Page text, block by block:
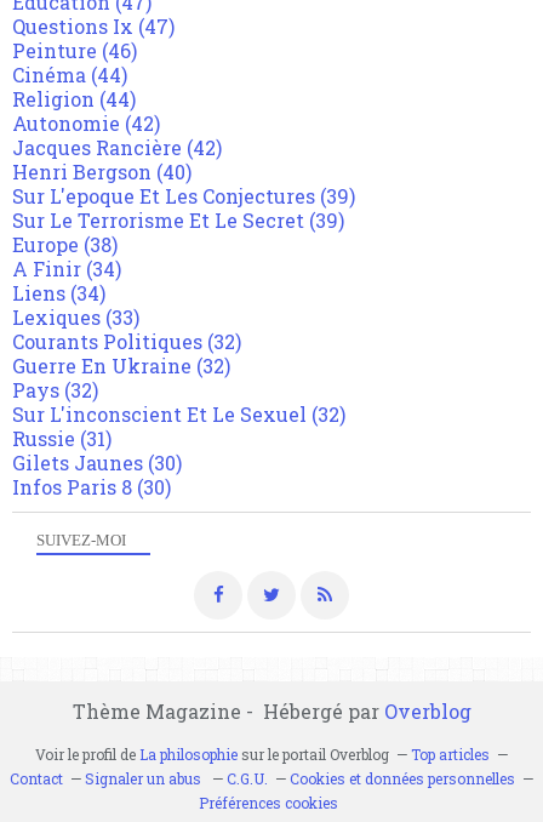
SUIVEZ-MOI
Questions Ix (47)
Peinture (46)
Cinéma (44)
Religion (44)
Autonomie (42)
Jacques Rancière (42)
Henri Bergson (40)
Sur L'epoque Et Les Conjectures (39)
Sur Le Terrorisme Et Le Secret (39)
Europe (38)
A Finir (34)
Liens (34)
Lexiques (33)
Courants Politiques (32)
Guerre En Ukraine (32)
Pays (32)
Sur L'inconscient Et Le Sexuel (32)
Russie (31)
Gilets Jaunes (30)
Infos Paris 8 (30)
Thème Magazine - Hébergé par Overblog
Voir le profil de La philosophiesur le portail Overblog
Top articles
Contact
Signaler un abus C.G.U.
Cookies et données personnelles
Préférences cookies